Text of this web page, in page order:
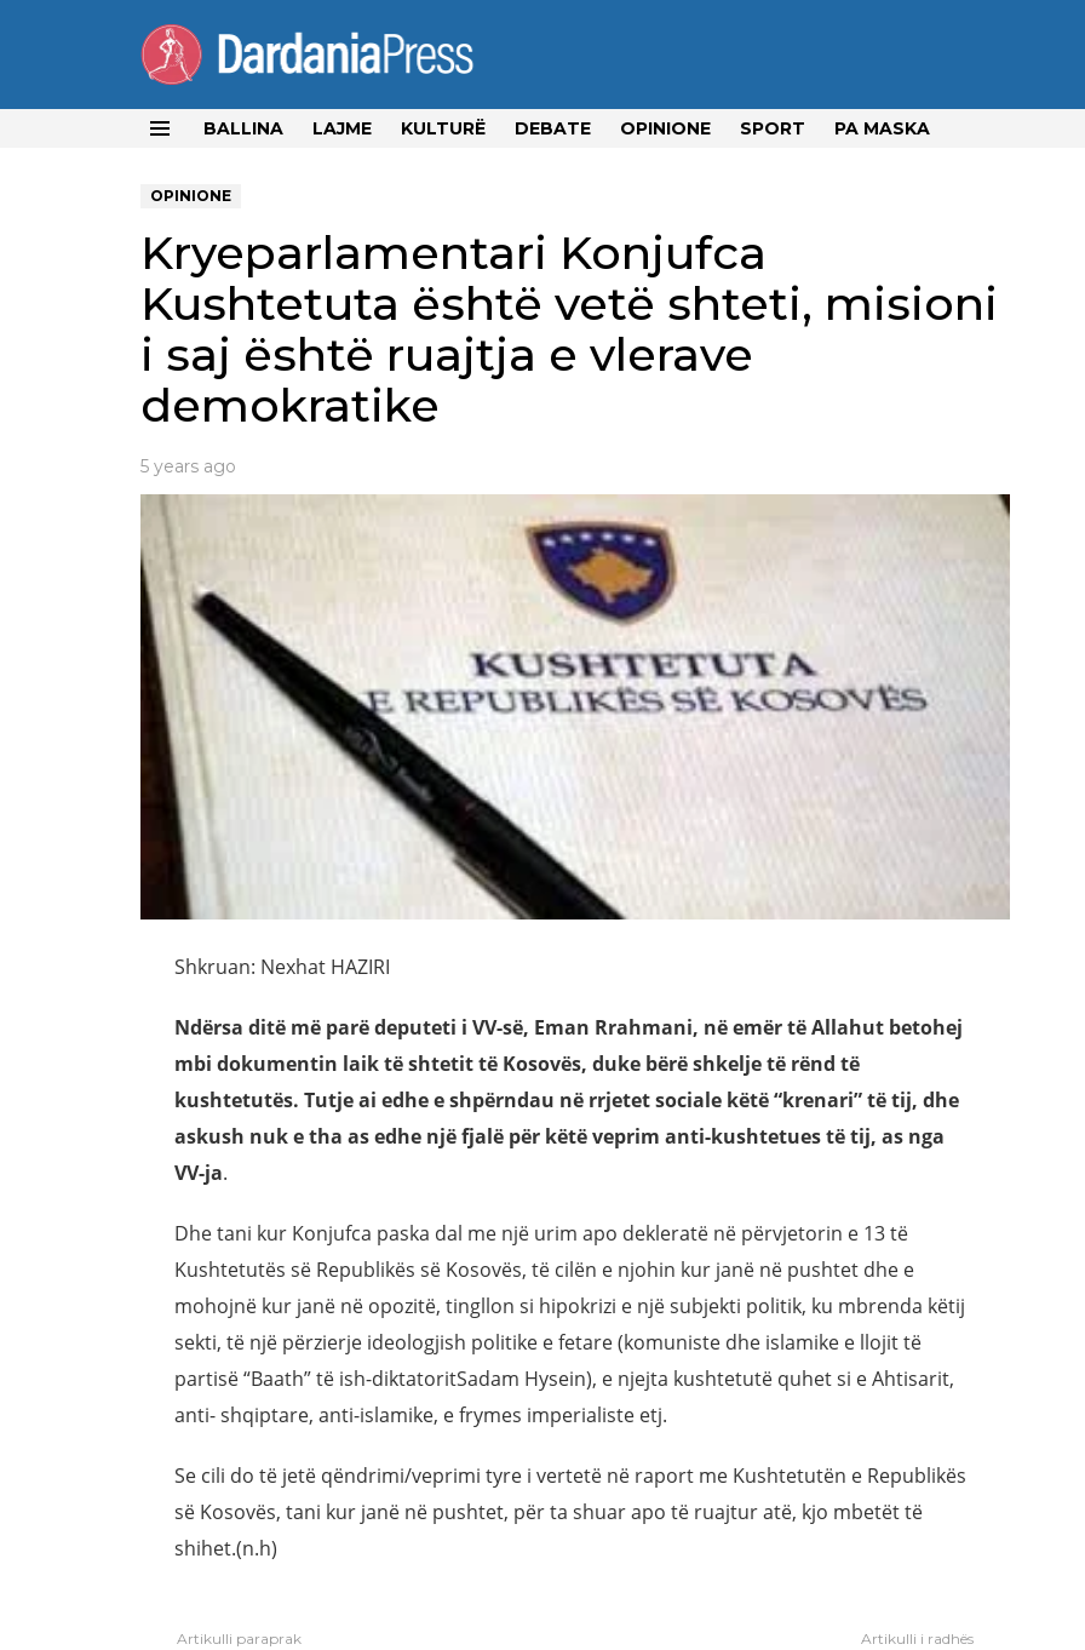
BALLINA LAJME KULTURË DEBATE OPINIONE SPORT PA MASKA
OPINIONE
Kryeparlamentari Konjufca
Kushtetuta është vetë shteti, misioni
i saj është ruajtja e vlerave
demokratike
5 years ago
Shkruan: Nexhat HAZIRI
Ndërsa ditë më parë deputeti i VV-së, Eman Rrahmani, në emër të Allahut betohej
mbi dokumentin laik të shtetit të Kosovës, duke bërë shkelje të rënd të
kushtetutës. Tutje ai edhe e shpërndau në rrjetet sociale këtë “krenari” të tij, dhe
askush nuk e tha as edhe një fjalë për këtë veprim anti-kushtetues të tij, as nga
VV-ja.
Dhe tani kur Konjufca paska dal me një urim apo dekleratë në përvjetorin e 13 të
Kushtetutës së Republikës së Kosovës, të cilën e njohin kur janë në pushtet dhe e
mohojnë kur janë në opozitë, tingllon si hipokrizi e një subjekti politik, ku mbrenda këtij
sekti, të një përzierje ideologjish politike e fetare (komuniste dhe islamike e llojit të
partisë “Baath” të ish-diktatoritSadam Hysein), e njejta kushtetutë quhet si e Ahtisarit,
anti- shqiptare, anti-islamike, e frymes imperialiste etj.
Se cili do të jetë qëndrimi/veprimi tyre i vertetë në raport me Kushtetutën e Republikës
së Kosovës, tani kur janë në pushtet, për ta shuar apo të ruajtur atë, kjo mbetët të
shihet.(n.h)
Artikulli paraprak Artikulli i radhës